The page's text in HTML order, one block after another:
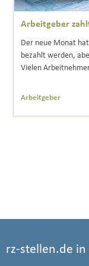
Arbeitgeber
Der neue Monat
bezahlt werden,
Vielen
Arbeitgeber
rz-stellen.de